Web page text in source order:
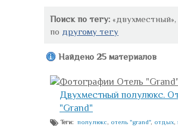
Поиск по тегу: «двухместный»,
по другому тегу
Найдено 25 материалов
Фотографии Отель "Grand"
Двухместный полулюкс.
"Grand"
Теги: полулюкс отель "grand", отдых